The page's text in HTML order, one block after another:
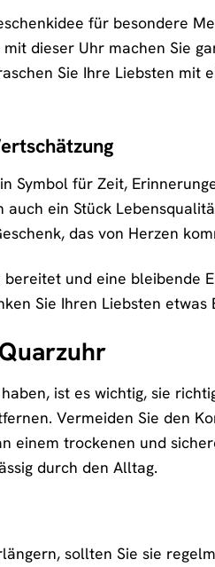
für besondere
dieser Uhr machen Sie
Sie Ihre Liebsten mit
Symbol für Zeit,
ein Stück
das von Herzen
und eine bleibende
Sie Ihren Liebsten etwas
ist es wichtig, sie
Vermeiden Sie den
einem trockenen und
durch den Alltag.
sollten Sie sie